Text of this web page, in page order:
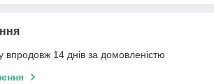
впродовж 14 днів за домовленістю